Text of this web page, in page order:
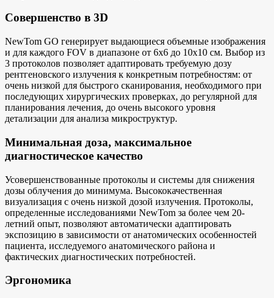
Совершенство в 3D
NewTom GO генерирует выдающиеся объемные изображения
и для каждого FOV в диапазоне от 6х6 до 10х10 см. Выбор из
3 протоколов позволяет адаптировать требуемую дозу
рентгеновского излучения к конкретным потребностям: от
очень низкой для быстрого сканирования, необходимого при
последующих хирургических проверках, до регулярной для
планирования лечения, до очень высокого уровня
детализации для анализа микроструктур.
Минимальная доза, максимальное
диагностическое качество
Усовершенствованные протоколы и системы для снижения
дозы облучения до минимума. Высококачественная
визуализация с очень низкой дозой излучения. Протоколы,
определенные исследованиями NewTom за более чем 20-
летний опыт, позволяют автоматически адаптировать
экспозицию в зависимости от анатомических особенностей
пациента, исследуемого анатомического района и
фактических диагностических потребностей.
Эргономика